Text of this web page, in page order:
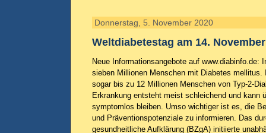
Donnerstag, 5. November 2020
Weltdiabetestag am 14. November
Neue Informationsangebote auf www.diabinfo.de:
sieben Millionen Menschen mit Diabetes mellitus.
sogar bis zu 12 Millionen Menschen von Typ-2-
Erkrankung entsteht meist schleichend und kann
symptomlos bleiben. Umso wichtiger ist es, die
und Präventionspotenziale zu informieren. Das
gesundheitliche Aufklärung (BZgA) initiierte